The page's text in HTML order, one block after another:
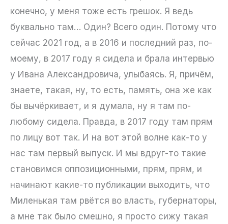
конечно, у меня тоже есть грешок. Я ведь
буквально там… Один? Всего один. Потому что
сейчас 2021 год, а в 2016 и последний раз, по-
моему, в 2017 году я сидела и брала интервью
у Ивана Александровича, улыбаясь. Я, причём,
знаете, такая, ну, то есть, память, она же как
бы вычёркивает, и я думала, ну я там по-
любому сидела. Правда, в 2017 году там прям
по лицу вот так. И на вот этой волне как-то у
нас там первый выпуск. И мы вдруг-то такие
становимся оппозиционными, прям, прям, и
начинают какие-то публикации выходить, что
Миленькая там рвётся во власть, губернаторы,
а мне так было смешно, я просто сижу такая